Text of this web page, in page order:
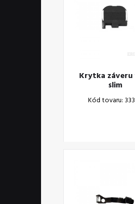
Krytka záveru
slim
Kód tovaru: